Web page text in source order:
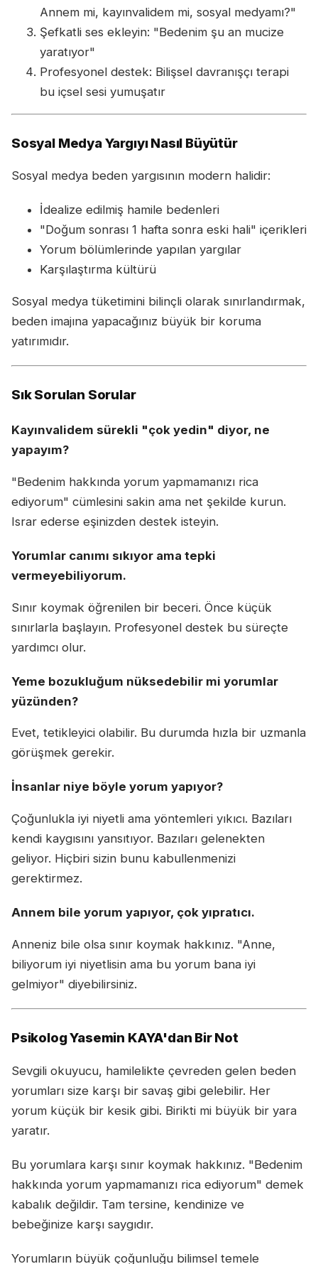
Annem mi, kayınvalidem mi, sosyal medyamı?"
Şefkatli ses ekleyin: "Bedenim şu an mucize
yaratıyor"
Profesyonel destek: Bilişsel davranışçı terapi
bu içsel sesi yumuşatır
Sosyal Medya Yargıyı Nasıl Büyütür
Sosyal medya beden yargısının modern halidir:
İdealize edilmiş hamile bedenleri
"Doğum sonrası 1 hafta sonra eski hali" içerikleri
Yorum bölümlerinde yapılan yargılar
Karşılaştırma kültürü
Sosyal medya tüketimini bilinçli olarak sınırlandırmak,
beden imajına yapacağınız büyük bir koruma
yatırımıdır.
Sık Sorulan Sorular
Kayınvalidem sürekli "çok yedin" diyor, ne
yapayım?
"Bedenim hakkında yorum yapmamanızı rica
ediyorum" cümlesini sakin ama net şekilde kurun.
Israr ederse eşinizden destek isteyin.
Yorumlar canımı sıkıyor ama tepki
vermeyebiliyorum.
Sınır koymak öğrenilen bir beceri. Önce küçük
sınırlarla başlayın. Profesyonel destek bu süreçte
yardımcı olur.
Yeme bozukluğum nüksedebilir mi yorumlar
yüzünden?
Evet, tetikleyici olabilir. Bu durumda hızla bir uzmanla
görüşmek gerekir.
İnsanlar niye böyle yorum yapıyor?
Çoğunlukla iyi niyetli ama yöntemleri yıkıcı. Bazıları
kendi kaygısını yansıtıyor. Bazıları gelenekten
geliyor. Hiçbiri sizin bunu kabullenmenizi
gerektirmez.
Annem bile yorum yapıyor, çok yıpratıcı.
Anneniz bile olsa sınır koymak hakkınız. "Anne,
biliyorum iyi niyetlisin ama bu yorum bana iyi
gelmiyor" diyebilirsiniz.
Psikolog Yasemin KAYA'dan Bir Not
Sevgili okuyucu, hamilelikte çevreden gelen beden
yorumları size karşı bir savaş gibi gelebilir. Her
yorum küçük bir kesik gibi. Birikti mi büyük bir yara
yaratır.
Bu yorumlara karşı sınır koymak hakkınız. "Bedenim
hakkında yorum yapmamanızı rica ediyorum" demek
kabalık değildir. Tam tersine, kendinize ve
bebeğinize karşı saygıdır.
Yorumların büyük çoğunluğu bilimsel temele